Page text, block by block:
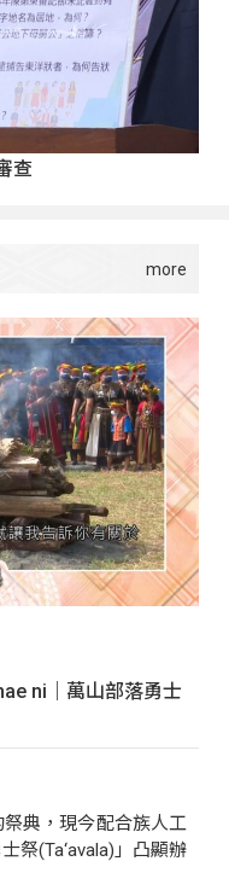
查
ni｜萬山部落勇士
典，現今配合族人工
祭(Ta‘avala)」凸顯辦